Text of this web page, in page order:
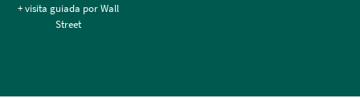
+ visita guiada por Wall
Street